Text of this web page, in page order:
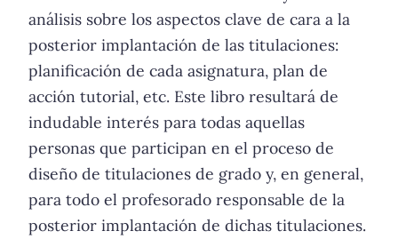
análisis sobre los aspectos clave de cara a la
posterior implantación de las titulaciones:
planificación de cada asignatura, plan de
acción tutorial, etc. Este libro resultará de
indudable interés para todas aquellas
personas que participan en el proceso de
diseño de titulaciones de grado y, en general,
para todo el profesorado responsable de la
posterior implantación de dichas titulaciones.